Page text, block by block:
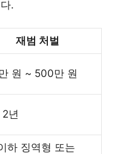
.
재범 처벌
원 ~ 500만 원
년
하 징역형 또는